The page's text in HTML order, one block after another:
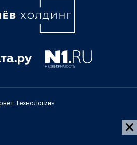
Технологии»